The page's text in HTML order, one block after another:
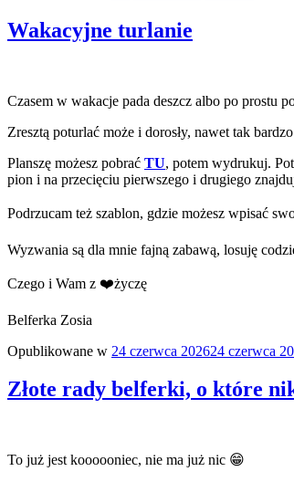
Wakacyjne turlanie
Czasem w wakacje pada deszcz albo po prostu
Zresztą poturlać może i dorosły, nawet tak
Planszę możesz pobrać TU, potem wydrukuj.
pion i na przecięciu pierwszego i drugiego
Podrzucam też szablon, gdzie możesz wpisać
Wyzwania są dla mnie fajną zabawą, losuję
Czego i Wam z ❤️życzę
Belferka Zosia
Opublikowane w 24 czerwca 202624 czerwca
Złote rady belferki, o które
To już jest koooooniec, nie ma już nic 😁